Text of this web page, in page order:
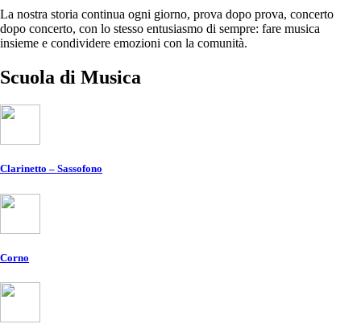
La nostra storia continua ogni giorno, prova dopo prova, concerto
dopo concerto, con lo stesso entusiasmo di sempre: fare musica
insieme e condividere emozioni con la comunità.
Scuola di Musica
Clarinetto – Sassofono
Corno